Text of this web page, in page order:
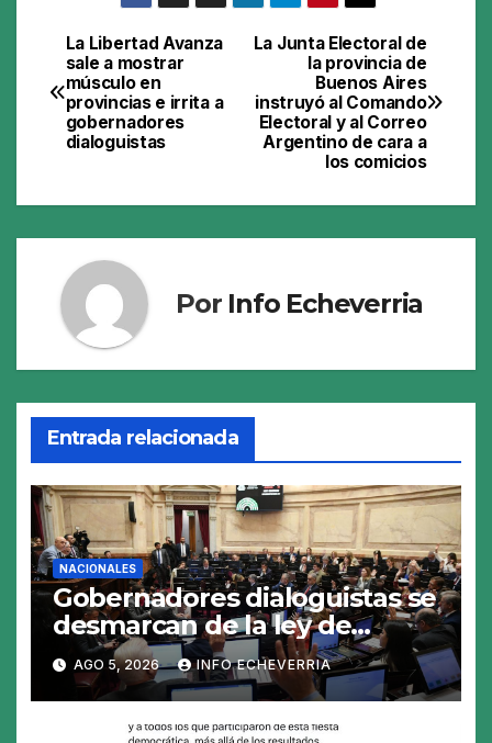
Navegación
de
entradas
La Junta Electoral de
la provincia de
Buenos Aires
instruyó al Comando
Electoral y al Correo
Argentino de cara a
los comicios
La Libertad Avanza
sale a mostrar
músculo en
provincias e irrita a
gobernadores
dialoguistas
Por Info Echeverria
Entrada relacionada
NACIONALES
Gobernadores dialoguistas se
desmarcan de la ley de
Tierras y ponen en jaque su
tratamiento en el Senado
AGO 5, 2026 INFO ECHEVERRIA